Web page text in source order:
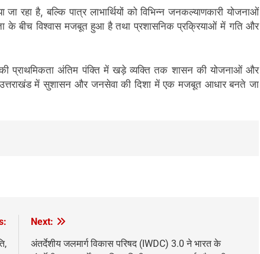
रहा है, बल्कि पात्र लाभार्थियों को विभिन्न जनकल्याणकारी योजनाओं
के बीच विश्वास मजबूत हुआ है तथा प्रशासनिक प्रक्रियाओं में गति और
की प्राथमिकता अंतिम पंक्ति में खड़े व्यक्ति तक शासन की योजनाओं और
में सुशासन और जनसेवा की दिशा में एक मजबूत आधार बनते जा
Next:
अंतर्देशीय जलमार्ग विकास परिषद (IWDC) 3.0 ने भारत के